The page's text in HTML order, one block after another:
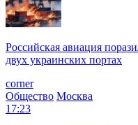
Российская авиация
двух украинских портах
corner
Общество Москва
17:23